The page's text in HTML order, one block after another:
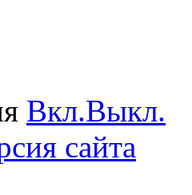
Вкл.Выкл.
сайта